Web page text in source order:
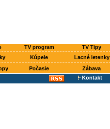
TV program TV Tipy
Kúpele Lacné letenky
Počasie Zábava
Kontakt